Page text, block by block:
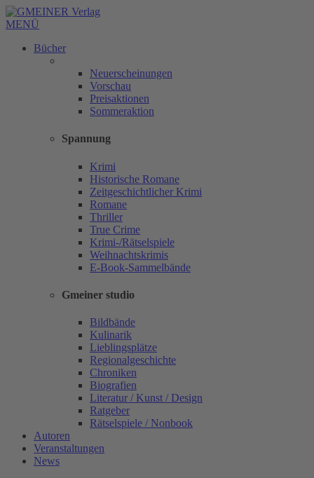
MENÜ
Bücher
Neuerscheinungen
Vorschau
Preisaktionen
Sommeraktion
Spannung
Krimi
Historische Romane
Zeitgeschichtlicher Krimi
Romane
Thriller
True Crime
Krimi-/Rätselspiele
Weihnachtskrimis
E-Book-Sammelbände
Gmeiner studio
Bildbände
Kulinarik
Lieblingsplätze
Regionalgeschichte
Chroniken
Biografien
Literatur / Kunst / Design
Ratgeber
Rätselspiele / Nonbook
Autoren
Veranstaltungen
News